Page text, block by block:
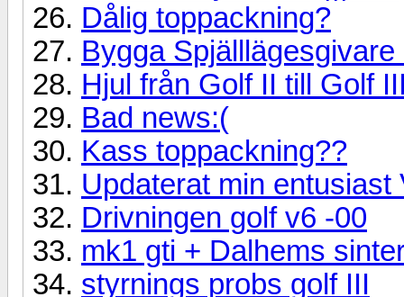
Dålig toppackning?
Bygga
Hjul från Golf II till Golf
Bad news:(
Kass toppackning??
Updaterat min entusiast
Drivningen golf v6 -00
mk1 gti + Dalhems
styrnings probs golf III